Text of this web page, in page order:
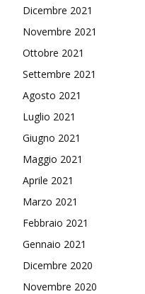
Dicembre 2021
Novembre 2021
Ottobre 2021
Settembre 2021
Agosto 2021
Luglio 2021
Giugno 2021
Maggio 2021
Aprile 2021
Marzo 2021
Febbraio 2021
Gennaio 2021
Dicembre 2020
Novembre 2020